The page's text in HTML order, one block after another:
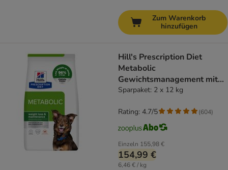
Zum Warenkorb
hinzufügen
Hill's Prescription Diet
Metabolic
Gewichtsmanagement mit
Huhn
Sparpaket: 2 x 12 kg
Einzeln 155,98 €
154,99 €
6,46 € / kg
Rating: 4.7/5 (604)